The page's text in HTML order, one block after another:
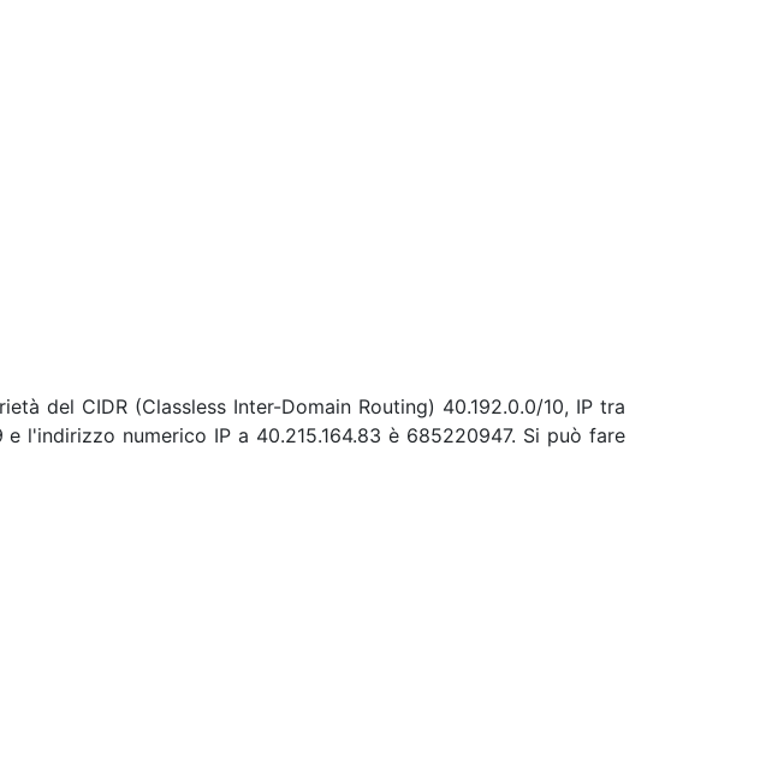
del CIDR (Classless Inter-Domain Routing) 40.192.0.0/10, IP tra
l'indirizzo numerico IP a 40.215.164.83 è 685220947. Si può fare